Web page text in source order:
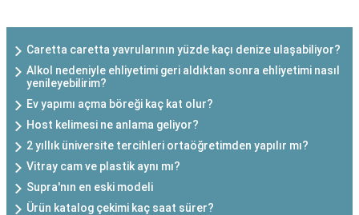
Caretta caretta yavrularının yüzde kaçı denize ulaşabiliyor?
Alkol nedeniyle ehliyetimi geri aldıktan sonra ehliyetimi nasıl
yenileyebilirim?
Ev yapımı açma böreği kaç kat olur?
Host kelimesi ne anlama geliyor?
2 yıllık üniversite tercihleri ortaöğretimden yapılır mı?
Vitray cam ve plastik aynı mı?
Supra'nın en eski modeli
Ürün katalog çekimi kaç saat sürer?